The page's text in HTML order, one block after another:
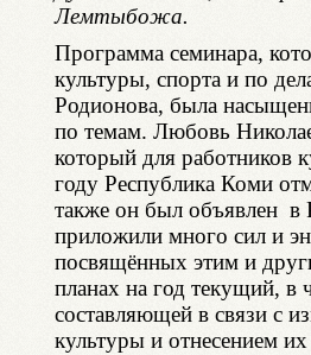
Лемтыбожа.
Программа семинара,
культуры, спорта и по
Родионова, была
по темам. Любовь
который для работников
году Республика Коми
также он был объявлен в
приложили много сил и
посвящённых этим и
планах на год текущий, в
составляющей в связи с
культуры и отнесением